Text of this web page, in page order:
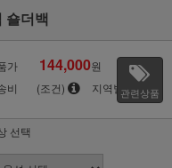
숄더백
가 144,000원
비
(조건) 지역별관련상품
선택